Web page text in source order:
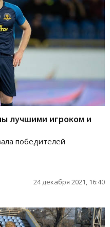
лучшими игроком и
победителей
24 декабря 2021, 16:40